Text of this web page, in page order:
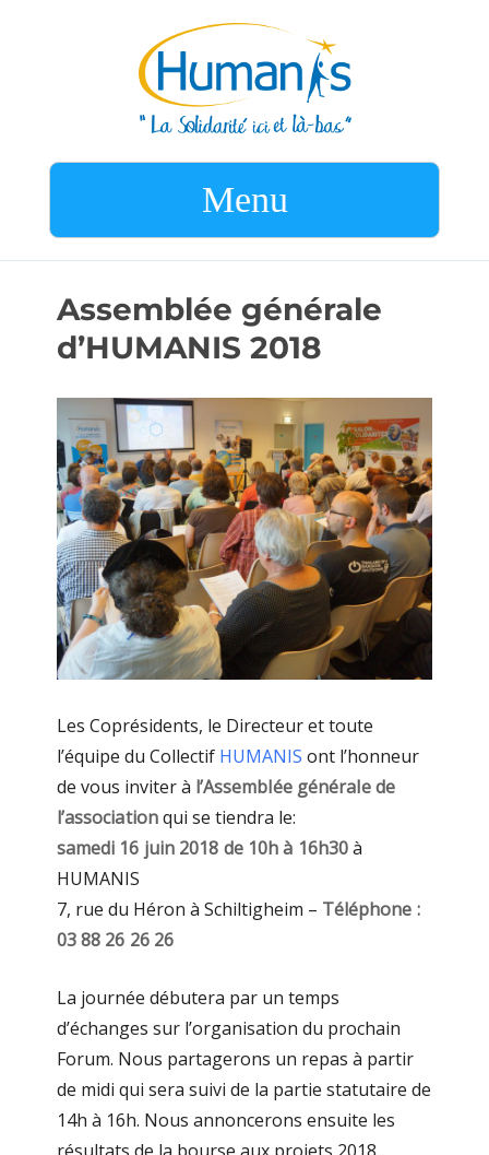
Menu
Assemblée générale
d’HUMANIS 2018
Les Coprésidents, le Directeur et toute
l’équipe du Collectif HUMANIS ont l’honneur
de vous inviter à l’Assemblée générale de
l’associationqui se tiendra le:
samedi 16 juin 2018 de 10h à 16h30à
HUMANIS
7, rue du Héron à Schiltigheim – Téléphone :
03 88 26 26 26
La journée débutera par un temps
d’échanges sur l’organisation du prochain
Forum. Nous partagerons un repas à partir
de midi qui sera suivi de la partie statutaire de
14h à 16h. Nous annoncerons ensuite les